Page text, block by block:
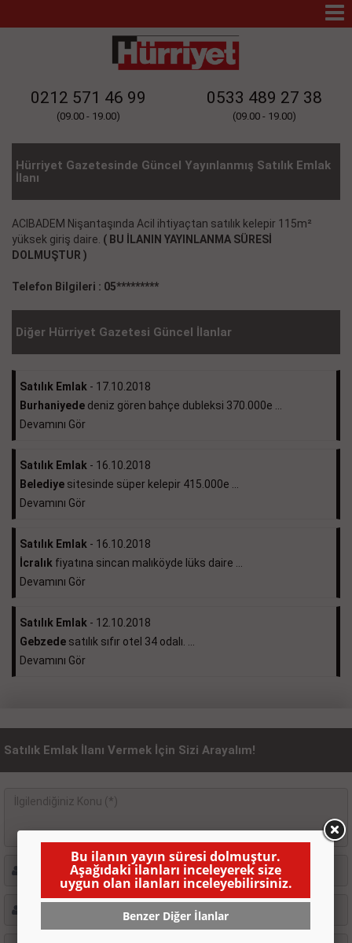
0212 571 46 99
(09.00 - 19.00)
0533 489 27 38
(09.00 - 19.00)
Hürriyet Gazetesinde Güncel Yayınlanmış Satılık Emlak
İlanı
ACIBADEM Nişantaşında Acil ihtiyaçtan satılık kelepir 115m²
yüksek giriş daire. ( BU İLANIN YAYINLANMA SÜRESİ
DOLMUŞTUR )
Telefon Bilgileri : 05*********
Diğer Hürriyet Gazetesi Güncel İlanlar
Satılık Emlak - 17.10.2018
Burhaniyede deniz gören bahçe dubleksi 370.000e ...
Devamını Gör
Satılık Emlak - 16.10.2018
Belediye sitesinde süper kelepir 415.000e ...
Devamını Gör
Satılık Emlak - 16.10.2018
İcralık fiyatına sincan malıköyde lüks daire ...
Devamını Gör
Satılık Emlak - 12.10.2018
Gebzede satılık sıfır otel 34 odalı. ...
Devamını Gör
Satılık Emlak İlanı Vermek İçin Sizi Arayalım!
Bu ilanın yayın süresi dolmuştur.
Aşağıdaki ilanları inceleyerek size
uygun olan ilanları inceleyebilirsiniz.
Benzer Diğer İlanlar